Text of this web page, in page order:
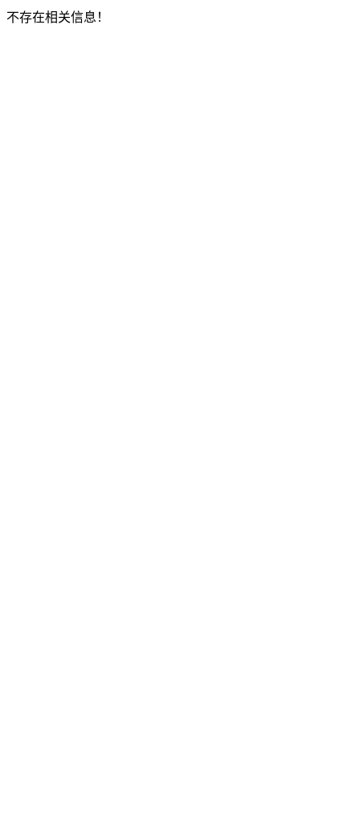
不存在相关信息！